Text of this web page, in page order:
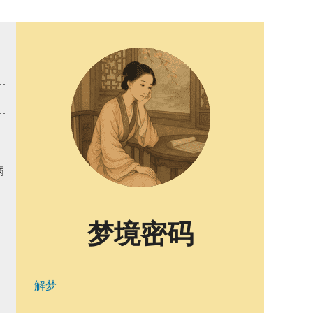
梦境密码
解梦